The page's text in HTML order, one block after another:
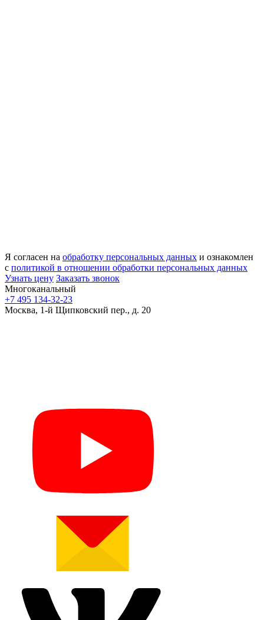
Я согласен на обработку персональных данных и ознакомлен
с политикой в отношении обработки персональных данных
Узнать цену Заказать звонок
Многоканальный
+7 495 134-32-23
Москва, 1-й Щипковский пер., д. 20